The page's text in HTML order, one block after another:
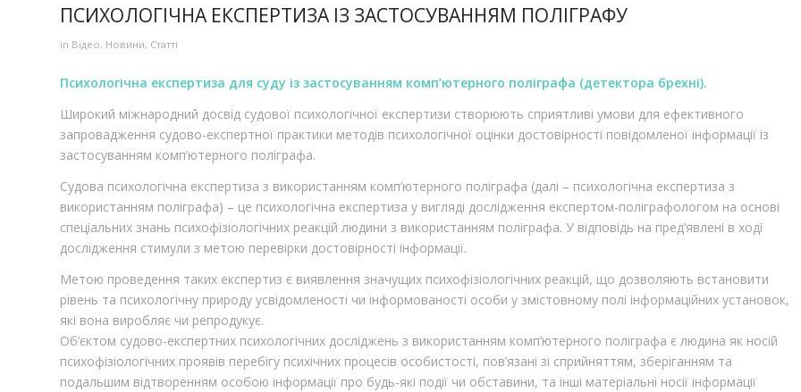
ПСИХОЛОГІЧНА ЕКСПЕРТИЗА ІЗ ЗАСТОСУВАННЯМ ПОЛІГРАФУ
in Відео, Новини, Статті
Психологічна експертиза для суду із застосуванням комп’ютерного поліграфа (детектора брехні).
Широкий міжнародний досвід судової психологічної експертизи створюють сприятливі умови для ефективного
запровадження судово-експертної практики методів психологічної оцінки достовірності повідомленої інформації із
застосуванням комп’ютерного поліграфа.
Судова психологічна експертиза з використанням комп’ютерного поліграфа (далі – психологічна експертиза з
використанням поліграфа) – це психологічна експертиза у вигляді дослідження експертом-поліграфологом на основі
спеціальних знань психофізіологічних реакцій людини з використанням поліграфа. У відповідь на пред’явлені в ході
дослідження стимули з метою перевірки достовірності інформації.
Метою проведення таких експертиз є виявлення значущих психофізіологічних реакцій, що дозволяють встановити
рівень та психологічну природу усвідомленості чи інформованості особи у змістовному полі інформаційних установок,
які вона виробляє чи репродукує.
Об’єктом судово-експертних психологічних досліджень з використанням комп’ютерного поліграфа є людина як носій
психофізіологічних проявів перебігу психічних процесів особистості, пов’язані зі сприйняттям, зберіганням та
подальшим відтворенням особою інформації про будь-які події чи обставини, та інші матеріальні носії інформації